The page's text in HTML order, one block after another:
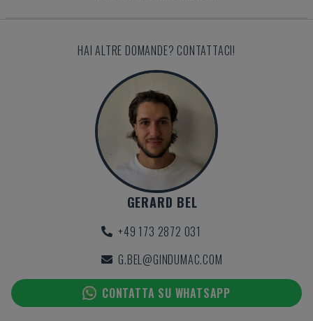
HAI ALTRE DOMANDE? CONTATTACI!
GERARD BEL
+49 173 2872 031
G.BEL@GINDUMAC.COM
CONTATTA SU WHATSAPP